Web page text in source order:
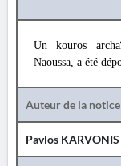
Un kouros
Naoussa, a été
Auteur de la notice
Pavlos KARVONIS